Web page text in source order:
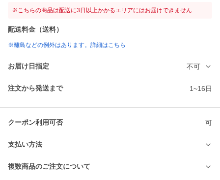
※こちらの商品は配送に3日以上かかるエリアにはお届けできません
配送料金（送料）
※離島などの例外はあります。詳細はこちら
お届け日指定 不可
注文から発送まで 1~16日
クーポン利用可否 可
支払い方法
複数商品のご注文について